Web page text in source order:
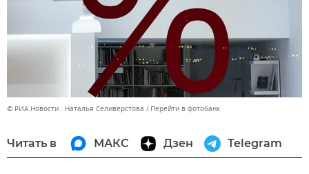
© РИА Новости . Наталья Селиверстова Перейти в фотобанк
Читать в МАКС Дзен Telegram